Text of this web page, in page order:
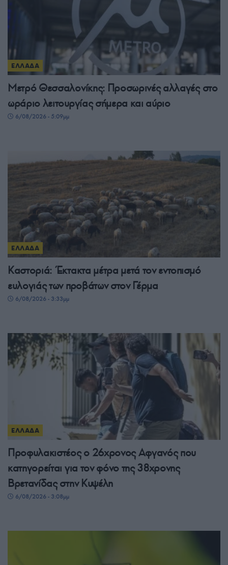
ΕΛΛΑΔΑ
Μετρό Θεσσαλονίκης: Προσωρινές αλλαγές στο
ωράριο λειτουργίας σήμερα και αύριο
6/08/2026 - 5:09μμ
ΕΛΛΑΔΑ
Καστοριά: Έκτακτα μέτρα μετά τον εντοπισμό
ευλογιάς των προβάτων στον Γέρμα
6/08/2026 - 3:33μμ
ΕΛΛΑΔΑ
Προφυλακιστέος ο 26χρονος Αφγανός που
κατηγορείται για τον φόνο της 38χρονης
Βρετανίδας στην Κυψέλη
6/08/2026 - 3:08μμ